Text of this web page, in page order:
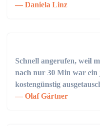
Daniela Linz
Schnell angerufen, weil
nach nur 30 Min war
kostengünstig
Olaf Gärtner